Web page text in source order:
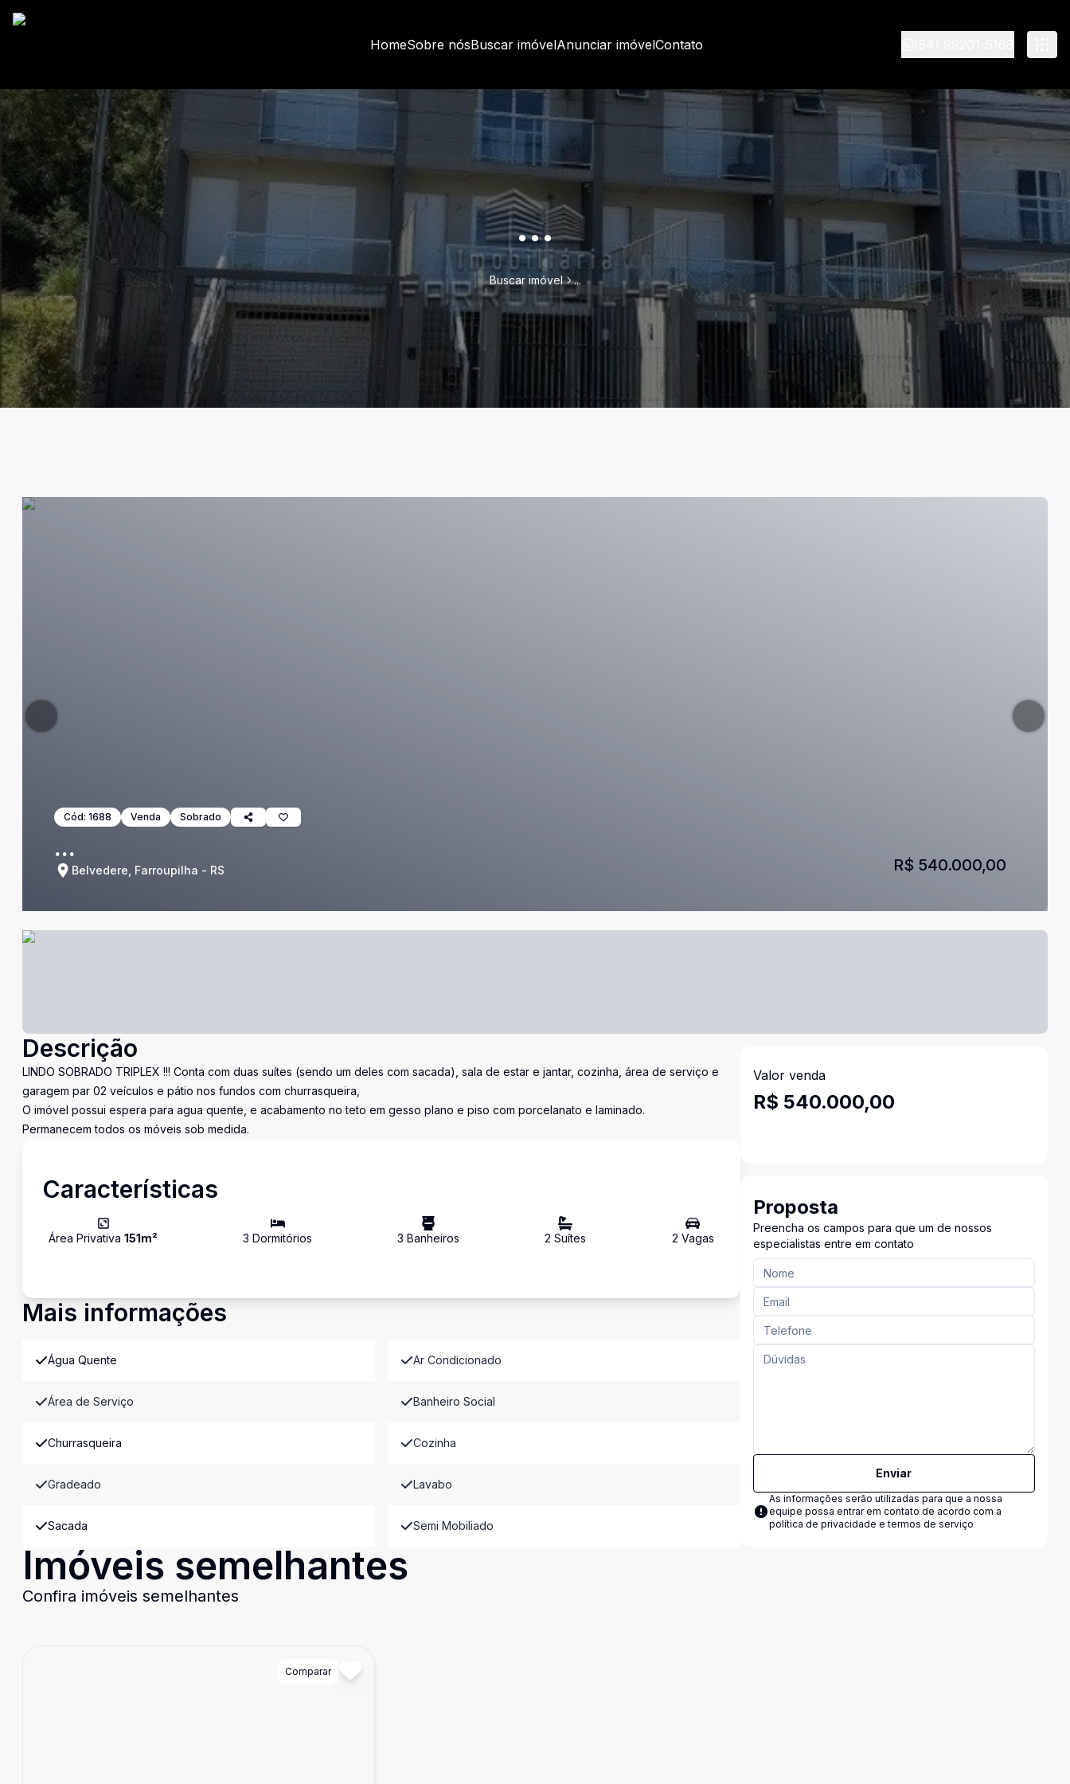
HomeSobre nósBuscar imóvelAnunciar imóvelContato
...
Buscar imóvel ...
Cód: 1688 Venda Sobrado
...
Belvedere, Farroupilha - RS R$ 540.000,00
Descrição
LINDO SOBRADO TRIPLEX !!! Conta com duas suítes (sendo um deles com sacada), sala de estar e jantar, cozinha, área de serviço e
garagem par 02 veículos e pátio nos fundos com churrasqueira,
O imóvel possui espera para agua quente, e acabamento no teto em gesso plano e piso com porcelanato e laminado.
Permanecem todos os móveis sob medida.
Características
Área Privativa 151m² 3 Dormitórios 3 Banheiros 2 Suítes 2 Vagas
Mais informações
Água Quente Ar Condicionado
Área de Serviço Banheiro Social
Churrasqueira Cozinha
Gradeado Lavabo
Sacada Semi Mobiliado
Imóveis semelhantes
Confira imóveis semelhantes
Comparar
Valor venda
R$ 540.000,00
Proposta
Preencha os campos para que um de nossos
especialistas entre em contato
Enviar
As informações serão utilizadas para que a nossa
equipe possa entrar em contato de acordo com a
política de privacidade e termos de serviço